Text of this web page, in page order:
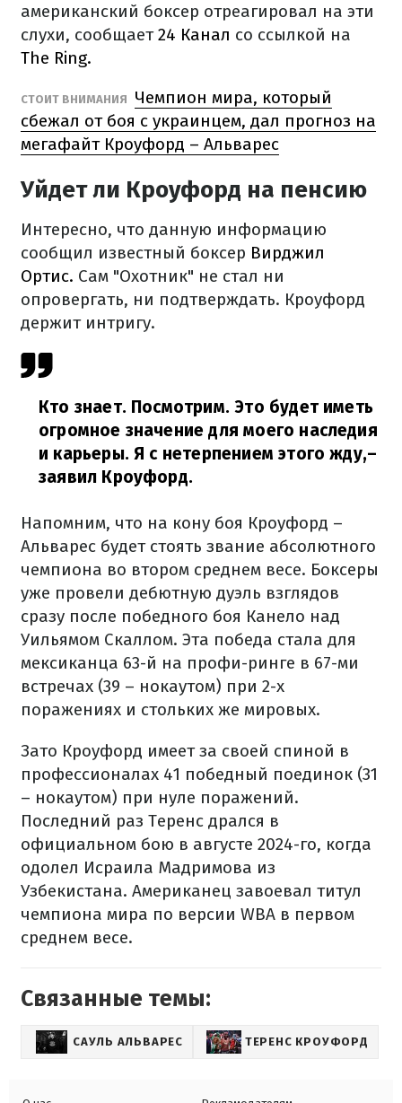
американский боксер отреагировал на эти
слухи, сообщает24 Канал со ссылкой на
The Ring.
СТОИТ ВНИМАНИЯ
Чемпион мира, который
сбежал от боя с украинцем, дал прогноз на
мегафайт Кроуфорд – Альварес
Уйдет ли Кроуфорд на пенсию
Интересно, что данную информацию
сообщил известный боксер Вирджил
Ортис. Сам "Охотник" не стал ни
опровергать, ни подтверждать. Кроуфорд
держит интригу.
Кто знает. Посмотрим. Это будет иметь
огромное значение для моего наследия
и карьеры. Я с нетерпением этого жду,–
заявил Кроуфорд.
Напомним, что на кону боя Кроуфорд –
Альварес будет стоять звание абсолютного
чемпиона во втором среднем весе. Боксеры
уже провели дебютную дуэль взглядов
сразу после победного боя Канело над
Уильямом Скаллом. Эта победа стала для
мексиканца 63-й на профи-ринге в 67-ми
встречах (39 – нокаутом) при 2-х
поражениях и стольких же мировых.
Зато Кроуфорд имеет за своей спиной в
профессионалах 41 победный поединок (31
– нокаутом) при нуле поражений.
Последний раз Теренс дрался в
официальном бою в августе 2024-го, когда
одолел Исраила Мадримова из
Узбекистана. Американец завоевал титул
чемпиона мира по версии WBA в первом
среднем весе.
Связанные темы:
САУЛЬ АЛЬВАРЕС ТЕРЕНС КРОУФОРД